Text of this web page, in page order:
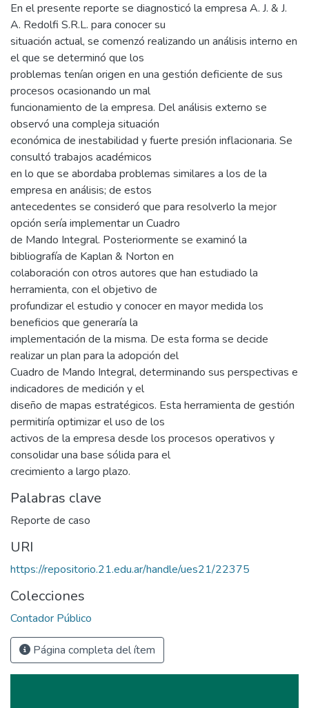
En el presente reporte se diagnosticó la empresa A. J. & J.
A. Redolfi S.R.L. para conocer su
situación actual, se comenzó realizando un análisis interno en
el que se determinó que los
problemas tenían origen en una gestión deficiente de sus
procesos ocasionando un mal
funcionamiento de la empresa. Del análisis externo se
observó una compleja situación
económica de inestabilidad y fuerte presión inflacionaria. Se
consultó trabajos académicos
en lo que se abordaba problemas similares a los de la
empresa en análisis; de estos
antecedentes se consideró que para resolverlo la mejor
opción sería implementar un Cuadro
de Mando Integral. Posteriormente se examinó la
bibliografía de Kaplan & Norton en
colaboración con otros autores que han estudiado la
herramienta, con el objetivo de
profundizar el estudio y conocer en mayor medida los
beneficios que generaría la
implementación de la misma. De esta forma se decide
realizar un plan para la adopción del
Cuadro de Mando Integral, determinando sus perspectivas e
indicadores de medición y el
diseño de mapas estratégicos. Esta herramienta de gestión
permitiría optimizar el uso de los
activos de la empresa desde los procesos operativos y
consolidar una base sólida para el
crecimiento a largo plazo.
Palabras clave
Reporte de caso
URI
https://repositorio.21.edu.ar/handle/ues21/22375
Colecciones
Contador Público
Página completa del ítem